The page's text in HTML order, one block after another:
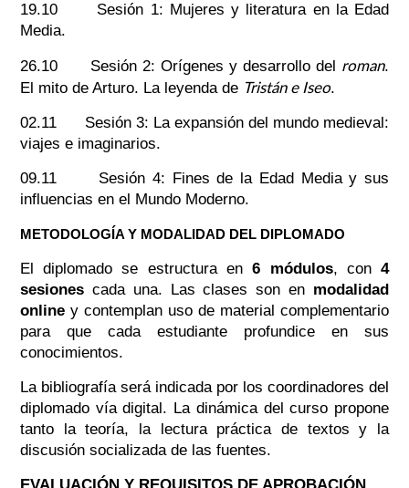
19.10 Sesión 1: Mujeres y literatura en la Edad
Media.
26.10 Sesión 2: Orígenes y desarrollo del roman.
El mito de Arturo. La leyenda de Tristán e Iseo.
02.11 Sesión 3: La expansión del mundo medieval:
viajes e imaginarios.
09.11 Sesión 4: Fines de la Edad Media y sus
influencias en el Mundo Moderno.
METODOLOGÍA Y MODALIDAD DEL DIPLOMADO
El diplomado se estructura en6 módulos, con4
sesionescada una. Las clases son en modalidad
onliney contemplan uso de material complementario
para que cada estudiante profundice en sus
conocimientos.
La bibliografía será indicada por los coordinadores del
diplomado vía digital. La dinámica del curso propone
tanto la teoría, la lectura práctica de textos y la
discusión socializada de las fuentes.